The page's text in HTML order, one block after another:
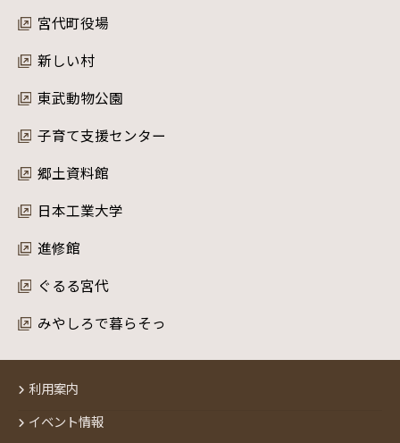
宮代町役場
新しい村
東武動物公園
子育て支援センター
郷土資料館
日本工業大学
進修館
ぐるる宮代
みやしろで暮らそっ
利用案内
イベント情報